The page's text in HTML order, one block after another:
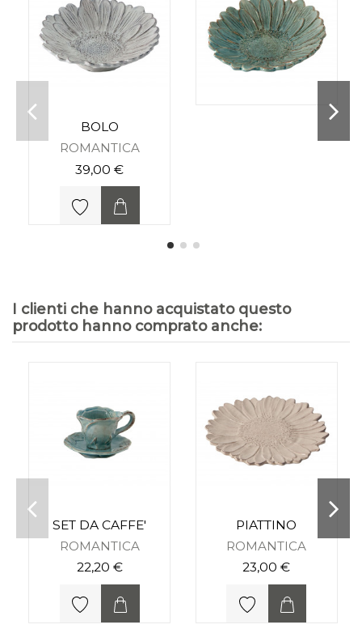
BOLO
ROMANTICA
39,00 €
I clienti che hanno acquistato questo
prodotto hanno comprato anche:
SET DA CAFFE'
ROMANTICA
22,20 €
PIATTINO
ROMANTICA
23,00 €